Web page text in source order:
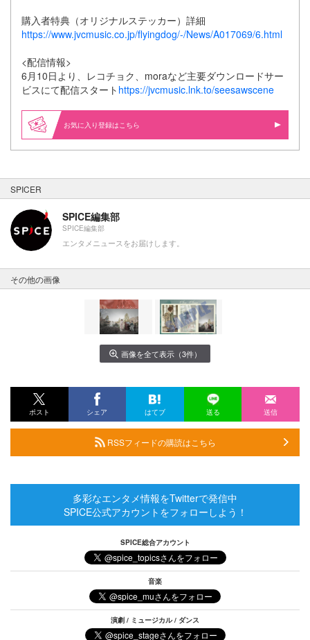
購入者特典（オリジナルステッカー）詳細
https://www.jvcmusic.co.jp/flyingdog/-/News/A017069/6.html
<配信情報>
6月10日より、レコチョク、moraなど主要ダウンロードサー
ビスにて配信スタート https://jvcmusic.lnk.to/seesawscene
お気に入り登録はこちら
SPICER
SPICE編集部
SPICE編集部
エンタメニュースをお届けします。
その他の画像
画像を全て表示（3件）
ポスト シェア はてブ 送る 送信
RSSフィードの購読はこちら
多彩なエンタメ情報をTwitterで発信中
SPICE公式アカウントをフォローしよう！
SPICE総合アカウント
音楽
演劇 / ミュージカル / ダンス